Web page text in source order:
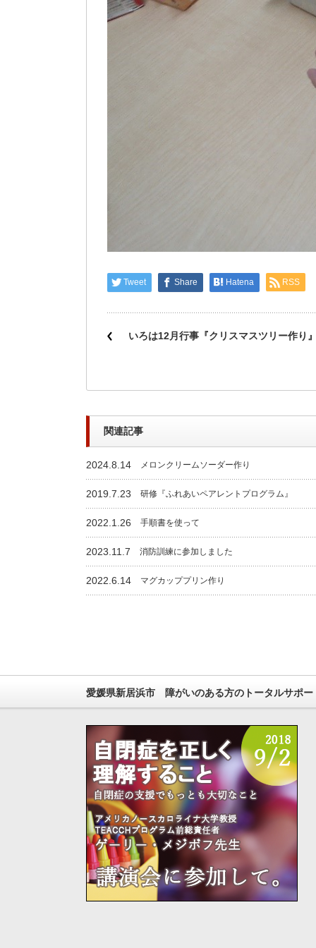
Tweet Share Hatena RSS
いろは12月行事『クリスマスツリー作り
関連記事
2024.8.14 メロンクリームソーダー作り
2019.7.23 研修『ふれあいペアレントプログラム』
2022.1.26 手順書を使って
2023.11.7 消防訓練に参加しました
2022.6.14 マグカッププリン作り
愛媛県新居浜市 障がいのある方のトータルサポー